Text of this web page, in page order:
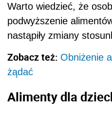
Warto wiedzieć, że
podwyższenie
nastąpiły zmiany
Zobacz też: Obniżenie
żądać
Alimenty dla